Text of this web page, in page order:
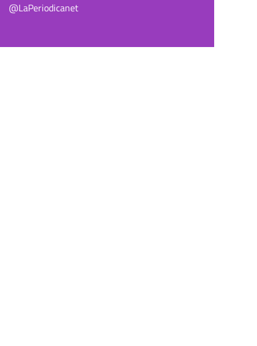
@LaPeriodicanet